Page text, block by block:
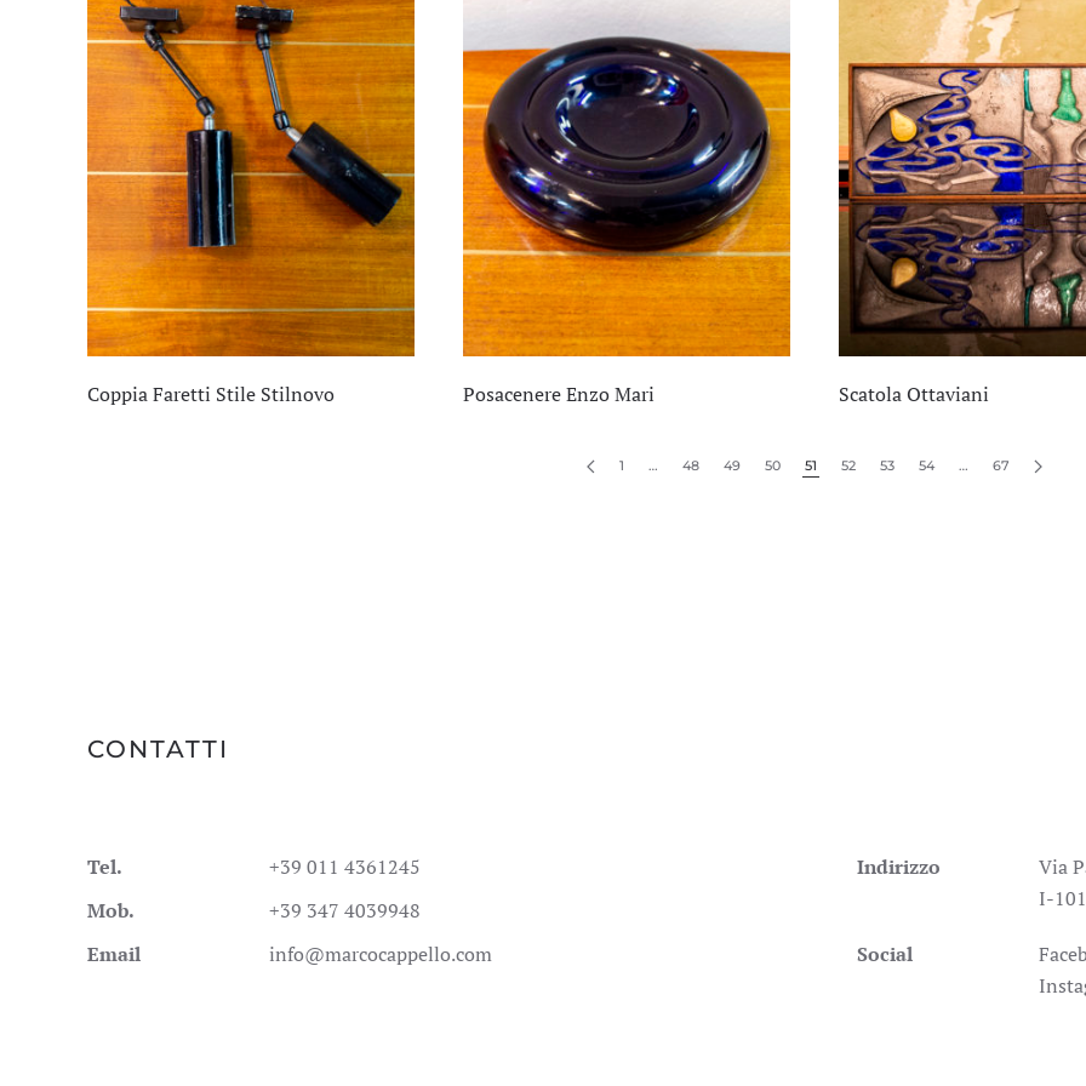
Coppia Faretti Stile Stilnovo Posacenere Enzo Mari Scatola Ottaviani
1 … 48 49 50 51 52 53 54 … 67
CONTATTI
Tel.
+39 011 4361245
Mob.
+39 347 4039948
Email
info@marcocappello.com
Indirizzo
Via
I-
Social